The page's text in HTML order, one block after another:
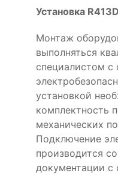
Установка
Монтаж
выполняться
специалистом
установкой
комплектность
механических
Подключение
производится
документации с